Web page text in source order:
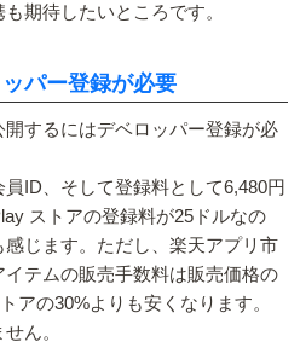
期待したいところです。
パー登録が必要
するにはデベロッパー登録が必
ID、そして登録料として6,480円
ストアの登録料が25ドルなの
じます。ただし、楽天アプリ市
テムの販売手数料は販売価格の
アの30%よりも安くなります。
ん。